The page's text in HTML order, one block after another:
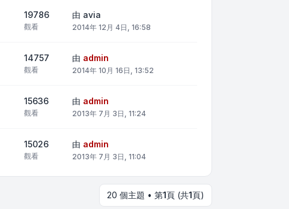
19786
觀看
由 avia
2014年 12月 4日, 16:58
14757
觀看
由 admin
2014年 10月 16日, 13:52
15636
觀看
由 admin
2013年 7月 3日, 11:24
15026
觀看
由 admin
2013年 7月 3日, 11:04
20 個主題 • 第1頁 (共1頁)